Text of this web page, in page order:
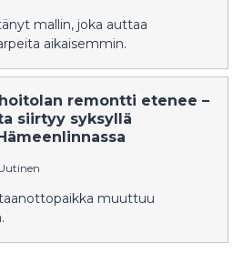
mallin, joka auttaa
aikaisemmin.
remontti etenee –
siirtyy syksyllä
muuttuu